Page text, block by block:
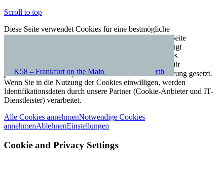
Pillenstein Car Dealership – Fuerth
K58 – Frankfurt on the Main
Scroll to top
Diese Seite verwendet Cookies für eine bestmögliche
Nutzererfahrung. Durch die weitere Nutzung unserer Seite
akzeptieren Sie die Nutzung unserer Cookies (Unbedingt
erforderliche Cookies). Einwilligungspflichtige Cookies
(Analytische Cookies, Funktionale Cookies, Cookies für
personalisierte Inhalte) werden erst nach deren Aktivierung gesetzt.
Wenn Sie in die Nutzung der Cookies einwilligen, werden
Identifikationsdaten durch unsere Partner (Cookie-Anbieter und IT-
Dienstleister) verarbeitet.
Alle Cookies annehmenNotwendige Cookies
annehmenAblehnenEinstellungen
Cookie and Privacy Settings